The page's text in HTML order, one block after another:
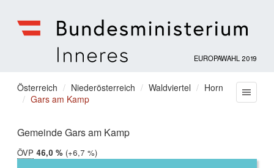
für
Inneres
EUROPAWAHL 2019
Sie
befinden
hier:
Österreich Niederösterreich Waldviertel
Horn
Gars am Kamp
Gemeinde Gars am Kamp
ÖVP 2019:
46,0 %
2014:
39,3 %
Differenz:
+6,7 %